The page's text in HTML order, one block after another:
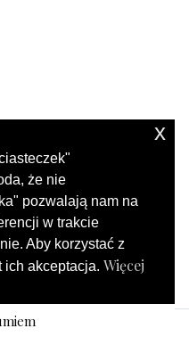
że nie
pozwalają nam na
w trakcie
Aby korzystać z
ich akceptacja. Więcej
x